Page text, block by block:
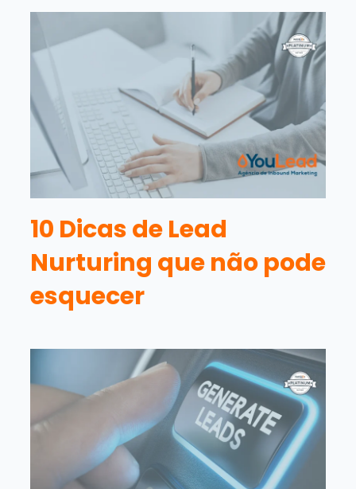
10 Dicas de Lead
Nurturing que não pode
esquecer